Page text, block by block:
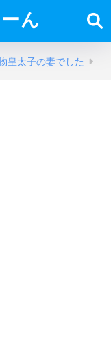
ん
皇太子の妻でした